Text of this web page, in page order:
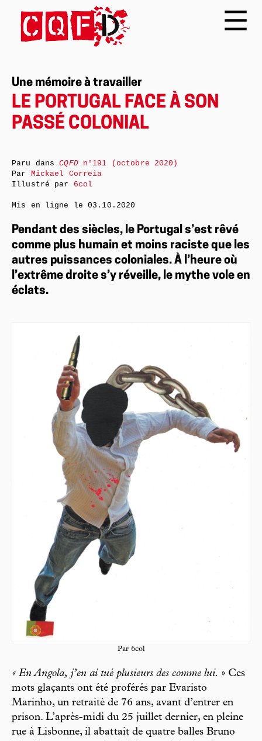
Une mémoire à travailler
LE PORTUGAL FACE À SON
PASSÉ COLONIAL
Pendant des siècles, le Portugal s’est rêvé
comme plus humain et moins raciste que les
autres puissances coloniales. À l’heure où
l’extrême droite s’y réveille, le mythe vole en
éclats.
Par 6col
« En Angola, j’en ai tué plusieurs des comme lui. » Ces
mots glaçants ont été proférés par Evaristo
Marinho, un retraité de 76 ans, avant d’entrer en
prison. L’après-midi du 25 juillet dernier, en pleine
rue à Lisbonne, il abat tait de quatre balles Bruno
Paru dansCQFDn°191 (octobre 2020)
Par Mickael Correia
Illustré par 6col
Mis en ligne le03.10.2020